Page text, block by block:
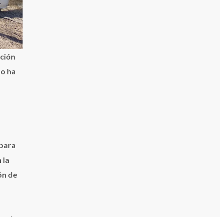
ha
la
de